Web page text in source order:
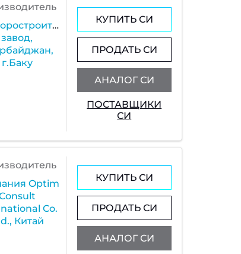
завод,
г.Баку
КУПИТЬ СИ
ПРОДАТЬ СИ
АНАЛОГ СИ
ПОСТАВЩИКИ
СИ
Optim
Co.
Китай
КУПИТЬ СИ
ПРОДАТЬ СИ
АНАЛОГ СИ